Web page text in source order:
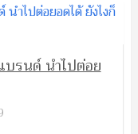
รนด์ นำไปต่อย